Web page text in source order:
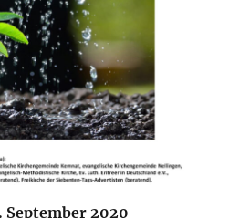
September 2020